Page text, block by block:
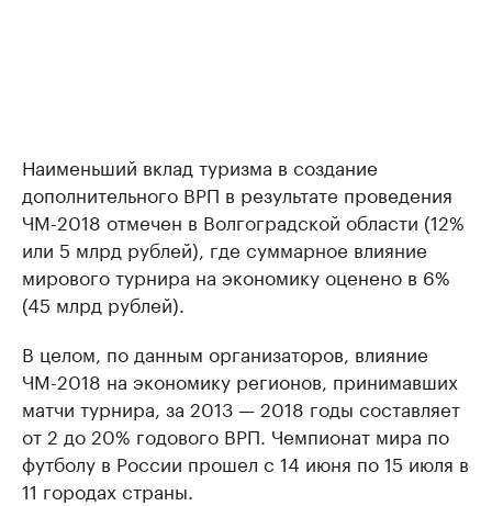
Наименьший вклад туризма в создание
дополнительного ВРП в результате проведения
ЧМ-2018 отмечен в Волгоградской области (12%
или 5 млрд рублей), где суммарное влияние
мирового турнира на экономику оценено в 6%
(45 млрд рублей).
В целом, по данным организаторов, влияние
ЧМ-2018 на экономику регионов, принимавших
матчи турнира, за 2013 — 2018 годы составляет
от 2 до 20% годового ВРП. Чемпионат мира по
футболу в России прошел с 14 июня по 15 июля в
11 городах страны.